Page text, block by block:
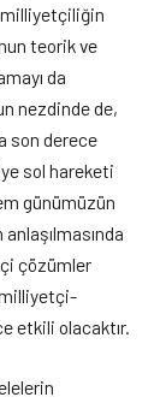
teorik ve
da
nezdinde de,
son derece
sol hareketi
günümüzün
çözümler
etkili olacaktır.